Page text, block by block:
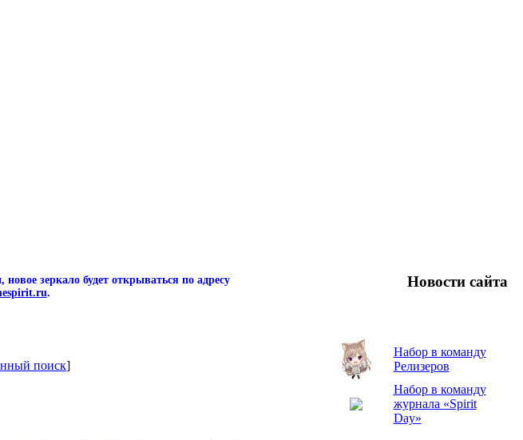
зеркало будет открываться по адресу
.
поиск]
Новости сайта
Набор в команду
Релизеров
Набор в команду
журнала «Spirit
Day»